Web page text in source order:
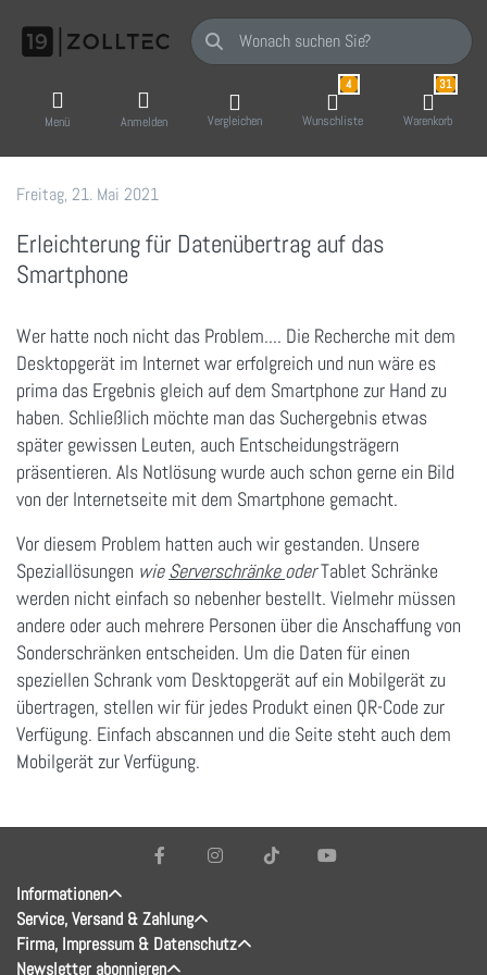
Geben Sie einen Suchbegriff ein. Während
Menü Anmelden Vergleichen
4
Wunschliste
31
Warenkorb
Freitag, 21. Mai 2021
19 Zoll-Tec GmbH
Erleichterung für Datenübertrag auf das
Smartphone
Wer hatte noch nicht das Problem.... Die Recherche mit dem
Desktopgerät im Internet war erfolgreich und nun wäre es
prima das Ergebnis gleich auf dem Smartphone zur Hand zu
haben. Schließlich möchte man das Suchergebnis etwas
später gewissen Leuten, auch Entscheidungsträgern
präsentieren. Als Notlösung wurde auch schon gerne ein Bild
von der Internetseite mit dem Smartphone gemacht.
Vor diesem Problem hatten auch wir gestanden. Unsere
Speziallösungen wieServerschränkeoderTablet Schränke
werden nicht einfach so nebenher bestellt. Vielmehr müssen
andere oder auch mehrere Personen über die Anschaffung von
Sonderschränken entscheiden. Um die Daten für einen
speziellen Schrank vom Desktopgerät auf ein Mobilgerät zu
übertragen, stellen wir für jedes Produkt einen QR-Code zur
Verfügung. Einfach abscannen und die Seite steht auch dem
Mobilgerät zur Verfügung.
Informationen
Service, Versand & Zahlung
Firma, Impressum & Datenschutz
Newsletter abonnieren